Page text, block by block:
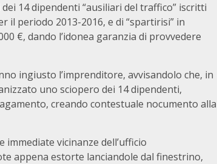
14 dipendenti “ausiliari del traffico” iscritti
periodo 2013-2016, e di “spartirisi” in
€, dando l’idonea garanzia di provvedere
ingiusto l’imprenditore, avvisandolo che, in
uno sciopero dei 14 dipendenti,
creando contestuale nocumento alla
immediate vicinanze dell’ufficio
appena estorte lanciandole dal finestrino,